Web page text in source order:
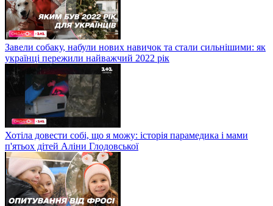
Завели собаку, набули нових навичок та стали сильнішими: як
українці пережили найважчий 2022 рік
Хотіла довести собі, що я можу: історія парамедика і мами
п'ятьох дітей Аліни Глодовської